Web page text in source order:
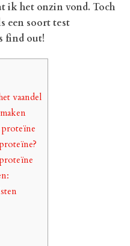
ik het onzin vond. Toch
een soort test
find out!
vaandel